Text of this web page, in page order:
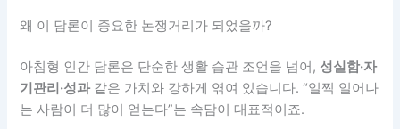
왜 이 담론이 중요한 논쟁거리가 되었을까?
아침형 인간 담론은 단순한 생활 습관 조언을 넘어, 성실함·자
기관리·성과같은 가치와 강하게 엮여 있습니다. “일찍 일어나
는 사람이 더 많이 얻는다”는 속담이 대표적이죠.